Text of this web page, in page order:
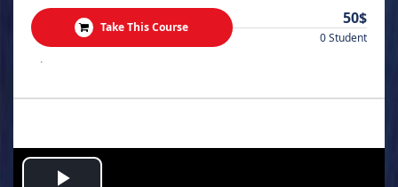
Take This Course 50$
0 Student
.